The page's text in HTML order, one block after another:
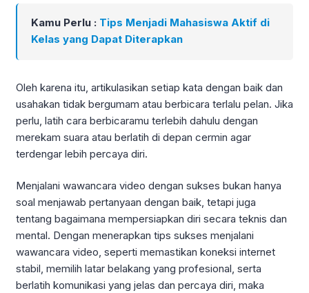
Kamu Perlu : Tips Menjadi Mahasiswa Aktif di
Kelas yang Dapat Diterapkan
Oleh karena itu, artikulasikan setiap kata dengan baik dan
usahakan tidak bergumam atau berbicara terlalu pelan. Jika
perlu, latih cara berbicaramu terlebih dahulu dengan
merekam suara atau berlatih di depan cermin agar
terdengar lebih percaya diri.
Menjalani wawancara video dengan sukses bukan hanya
soal menjawab pertanyaan dengan baik, tetapi juga
tentang bagaimana mempersiapkan diri secara teknis dan
mental. Dengan menerapkan tips sukses menjalani
wawancara video, seperti memastikan koneksi internet
stabil, memilih latar belakang yang profesional, serta
berlatih komunikasi yang jelas dan percaya diri, maka